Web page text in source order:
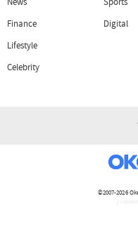
Finance
Lifestyle
Celebrity
Digital
©2007-2026